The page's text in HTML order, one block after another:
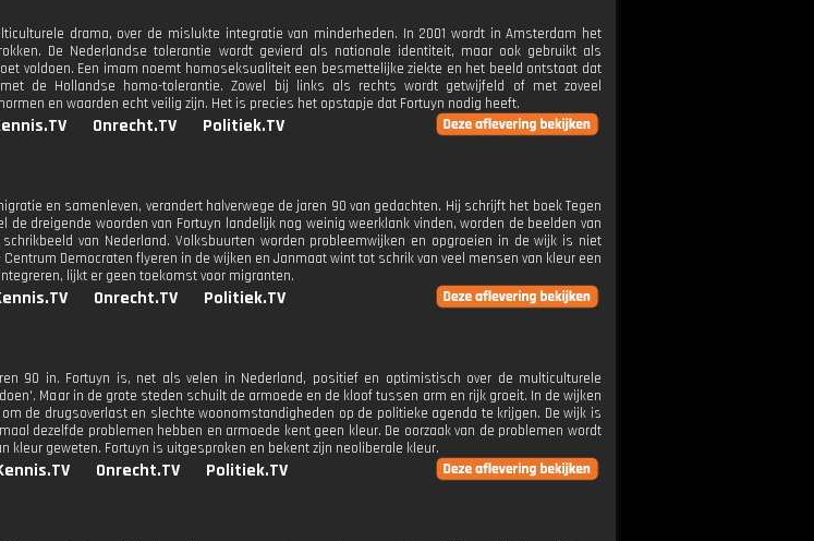
drama, over de mislukte integratie van minderheden. In 2001 wordt in Amsterdam het
De Nederlandse tolerantie wordt gevierd als nationale identiteit, maar ook gebruikt als
voldoen. Een imam noemt homoseksualiteit een besmettelijke ziekte en het beeld ontstaat dat
de Hollandse homo-tolerantie. Zowel bij links als rechts wordt getwijfeld of met zoveel
en waarden echt veilig zijn. Het is precies het opstapje dat Fortuyn nodig heeft.
Onrecht.TV Politiek.TV
en samenleven, verandert halverwege de jaren 90 van gedachten. Hij schrijft het boek Tegen
de dreigende woorden van Fortuyn landelijk nog weinig weerklank vinden, worden de beelden van
van Nederland. Volksbuurten worden probleemwijken en opgroeien in de wijk is niet
Democraten flyeren in de wijken en Janmaat wint tot schrik van veel mensen van kleur een
lijkt er geen toekomst voor migranten.
Onrecht.TV Politiek.TV
90 in. Fortuyn is, net als velen in Nederland, positief en optimistisch over de multiculturele
Maar in de grote steden schuilt de armoede en de kloof tussen arm en rijk groeit. In de wijken
de drugsoverlast en slechte woonomstandigheden op de politieke agenda te krijgen. De wijk is
dezelfde problemen hebben en armoede kent geen kleur. De oorzaak van de problemen wordt
kleur geweten. Fortuyn is uitgesproken en bekent zijn neoliberale kleur.
Onrecht.TV Politiek.TV